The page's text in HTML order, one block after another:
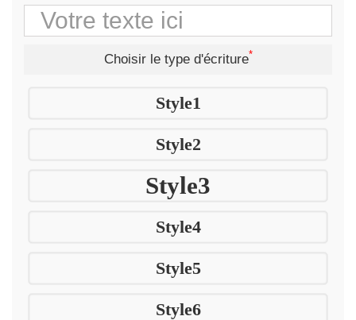
Choisir le type d'écriture*
Style1
Style2
Style3
Style4
Style5
Style6